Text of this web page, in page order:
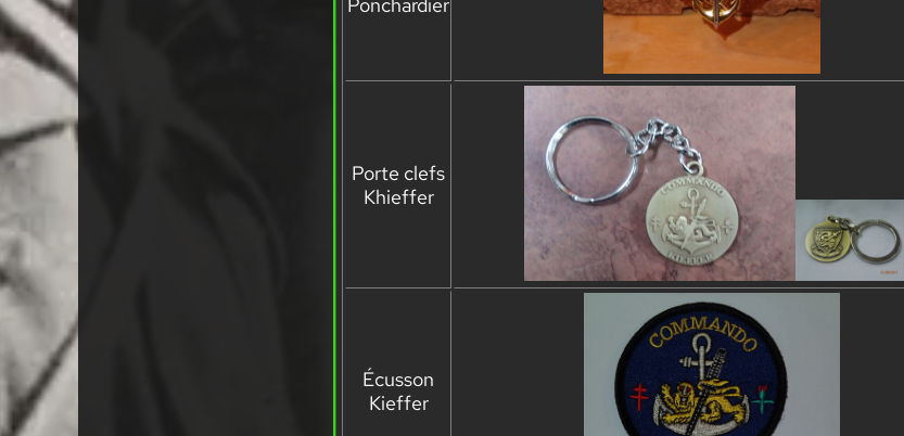
Porte clefs
Khieffer
Écusson
Kieffer